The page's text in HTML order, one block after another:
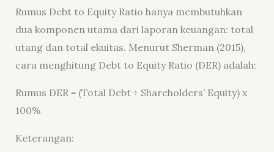
Rumus Debt to Equity Ratio hanya membutuhkan
dua komponen utama dari laporan keuangan: total
utang dan total ekuitas. Menurut Sherman (2015),
cara menghitung Debt to Equity Ratio (DER) adalah:
Rumus DER = (Total Debt ÷ Shareholders’ Equity) x
100%
Keterangan: